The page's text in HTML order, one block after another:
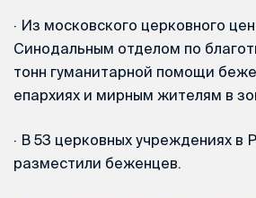
· Из московского церковного
Cинодальным отделом по
тонн гуманитарной помощи
епархиях и мирным жителям в
· В 53 церковных учреждениях в
разместили беженцев.